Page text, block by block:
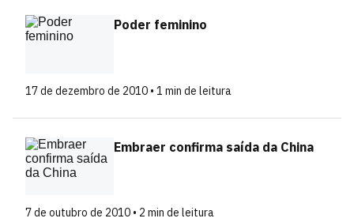
Poder feminino
17 de dezembro de 2010 • 1 min de leitura
Embraer confirma saída da China
7 de outubro de 2010 • 2 min de leitura